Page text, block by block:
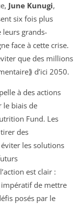
June Kunugi,
six fois plus
leurs grands-
face à cette crise.
que des millions
d’ici 2050.
à des actions
le biais de
Fund. Les
des
les solutions
est clair :
impératif de mettre
posés par le